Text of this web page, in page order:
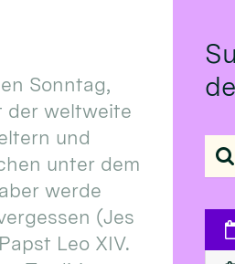
Sonntag,
der weltweite
und
unter dem
werde
(Jes
Leo XIV.